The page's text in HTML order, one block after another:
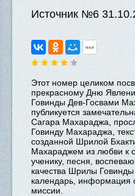
Источник №6
Этот номер целиком
прекрасному Дню
Говинды Дев-Госвами
публикуется
Сагара Махараджа,
Говинду Махараджа,
созданной Шрилой
Махараджем из любви к
ученику, песня,
качества Шрилы
календарь, информация
миссии.